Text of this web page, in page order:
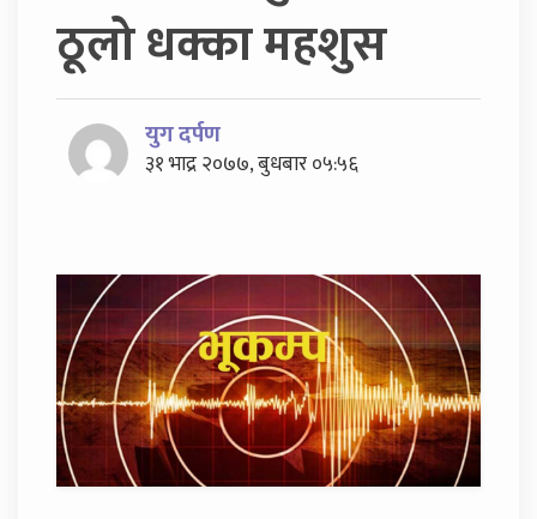
ठूलो धक्का महशुस
युग दर्पण
३१ भाद्र २०७७, बुधबार ०५:५६